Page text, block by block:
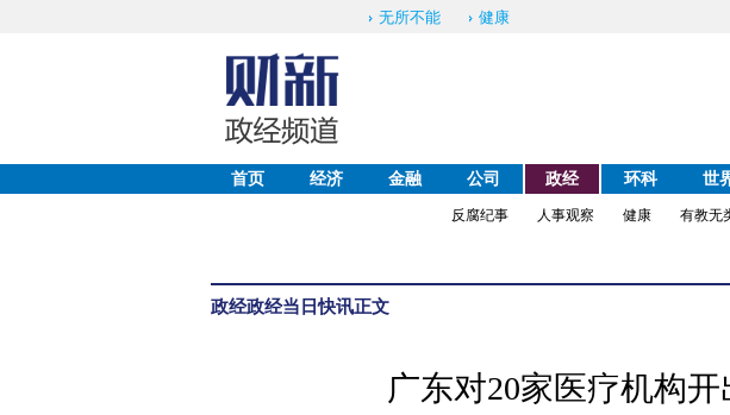
无所不能 健康
首页 经济 金融 公司 政经 环科 世
反腐纪事
人事观察 健康 有教无
政经政经当日快讯正文
广东对20家医疗机构开